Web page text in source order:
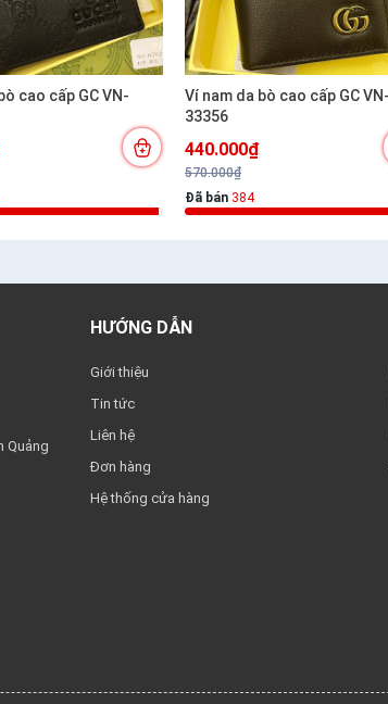
cấp GC VN-
Ví nam da bò cao cấp GC VN-
33356
440.000₫
570.000₫
Đã bán 384
Quảng
HƯỚNG DẪN
Giới thiệu
Tin tức
Liên hệ
Đơn hàng
Hệ thống cửa hàng